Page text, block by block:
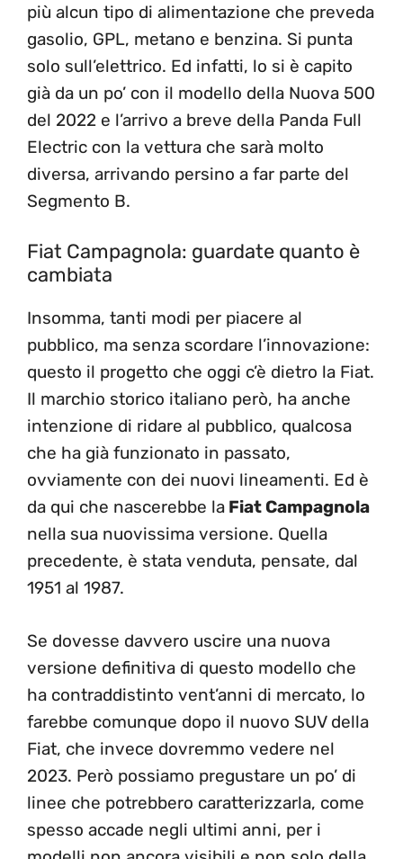
più alcun tipo di alimentazione che preveda
gasolio, GPL, metano e benzina. Si punta
solo sull’elettrico. Ed infatti, lo si è capito
già da un po’ con il modello della Nuova 500
del 2022 e l’arrivo a breve della Panda Full
Electric con la vettura che sarà molto
diversa, arrivando persino a far parte del
Segmento B.
Fiat Campagnola: guardate quanto è
cambiata
Insomma, tanti modi per piacere al
pubblico, ma senza scordare l’innovazione:
questo il progetto che oggi c’è dietro la Fiat.
Il marchio storico italiano però, ha anche
intenzione di ridare al pubblico, qualcosa
che ha già funzionato in passato,
ovviamente con dei nuovi lineamenti. Ed è
da qui che nascerebbe la Fiat Campagnola
nella sua nuovissima versione. Quella
precedente, è stata venduta, pensate, dal
1951 al 1987.
Se dovesse davvero uscire una nuova
versione definitiva di questo modello che
ha contraddistinto vent’anni di mercato, lo
farebbe comunque dopo il nuovo SUV della
Fiat, che invece dovremmo vedere nel
2023. Però possiamo pregustare un po’ di
linee che potrebbero caratterizzarla, come
spesso accade negli ultimi anni, per i